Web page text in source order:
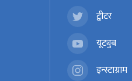
ट्वीटर
यूट्युब
इन्स्टाग्राम